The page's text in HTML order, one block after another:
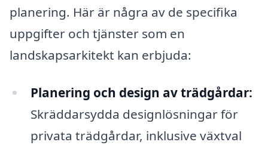
planering. Här är några av de specifika
uppgifter och tjänster som en
landskapsarkitekt kan erbjuda:
Planering och design av trädgårdar:
Skräddarsydda designlösningar för
privata trädgårdar, inklusive växtval